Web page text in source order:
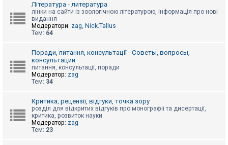
м
о
г
Література - литература
лінки на сайти із зоологічною літературою, інформація про нові
видання
Модератори: zag, Nick.Tallus
Тем: 64
Поради, питання, консультації - Советы, вопросы,
консультации
питання, консультації, поради
Модератор: zag
Тем: 34
Критика, рецензії, відгуки, точка зору
розділ для відкритих відгуків про монографії та дисертації,
критика, розвиток науки
Модератор: zag
Тем: 23